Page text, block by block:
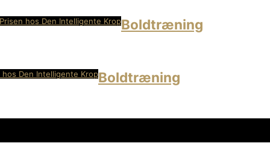
hos Den Intelligente KropBoldtræning
hos Den Intelligente KropBoldtræning